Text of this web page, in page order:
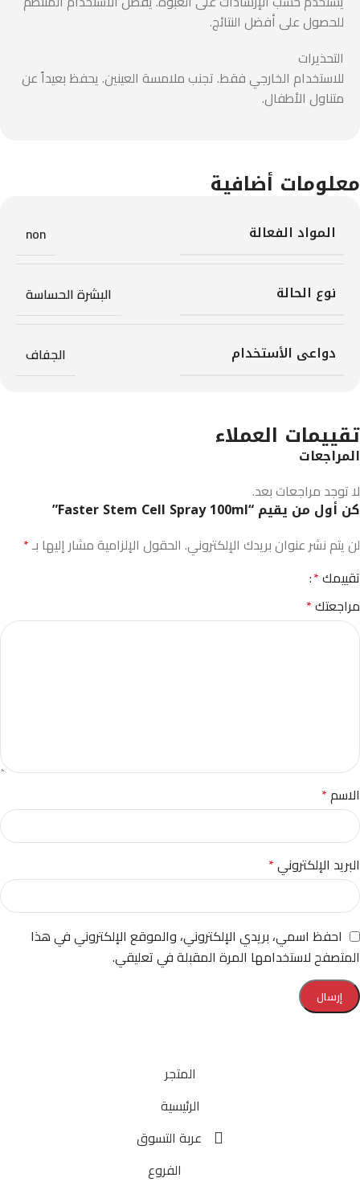
للحصول على أفضل النتائج.
التحذيرات
للاستخدام الخارجي فقط. تجنب ملامسة العينين. يحفظ بعيداً عن
متناول الأطفال.
معلومات أضافية
المواد الفعالة non
نوع الحالة البشرة الحساسة
دواعى الأستخدام الجفاف
تقييمات العملاء
المراجعات
لا توجد مراجعات بعد.
كن أول من يقيم “Faster Stem Cell Spray 100ml”
لن يتم نشر عنوان بريدك الإلكتروني. الحقول الإلزامية مشار إليها بـ*
تقييمك*
مراجعتك*
الاسم*
البريد الإلكتروني*
احفظ اسمي، بريدي الإلكتروني، والموقع الإلكتروني في هذا
المتصفح لاستخدامها المرة المقبلة في تعليقي.
المتجر
الرئيسية
عربة التسوق
الفروع